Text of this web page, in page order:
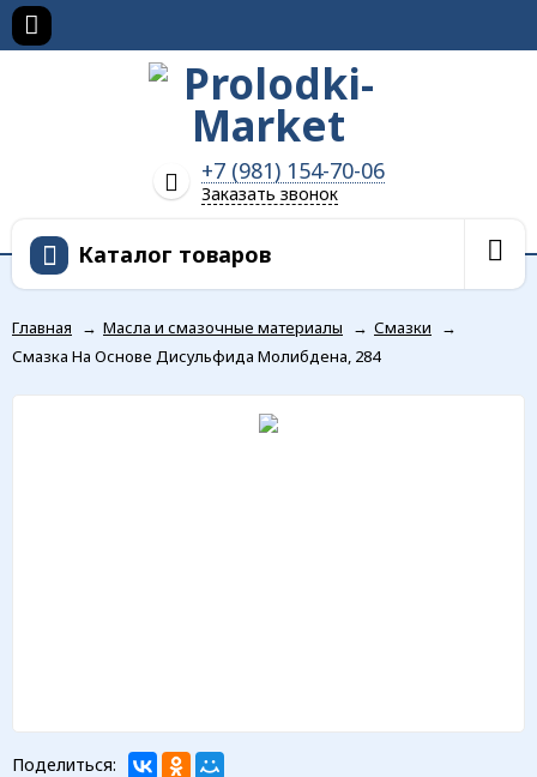
+7 (981) 154-70-06
Заказать звонок
Каталог товаров
Главная → Масла и смазочные материалы → Смазки
→
Смазка На Основе Дисульфида Молибдена, 284
Поделиться: